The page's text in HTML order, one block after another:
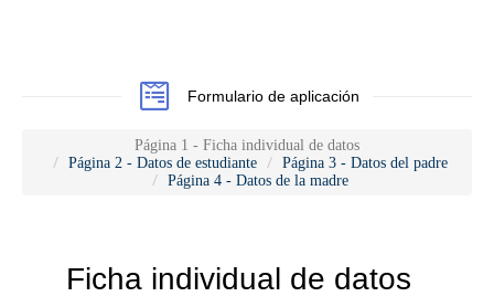
Formulario de aplicación
Página 1 - Ficha individual de datos
Página 2 - Datos de estudiante
Página 3 - Datos del padre
Página 4 - Datos de la madre
Ficha individual de datos